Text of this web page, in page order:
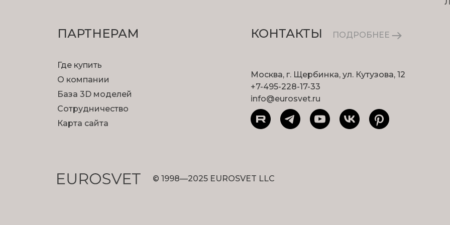
ПАРТНЕРАМ
Где купить
О компании
База 3D моделей
Сотрудничество
Карта сайта
КОНТАКТЫ ПОДРОБНЕЕ
Москва, г. Щербинка, ул. Кутузова, 12
+7-495-228-17-33
info@eurosvet.ru
© 1998—2025 EUROSVET LLC